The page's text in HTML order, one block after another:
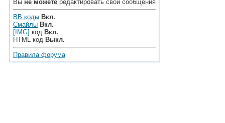
Вы не можете редактировать свои сообщения
BB коды Вкл.
Смайлы Вкл.
[IMG] код Вкл.
HTML код Выкл.
Правила форума